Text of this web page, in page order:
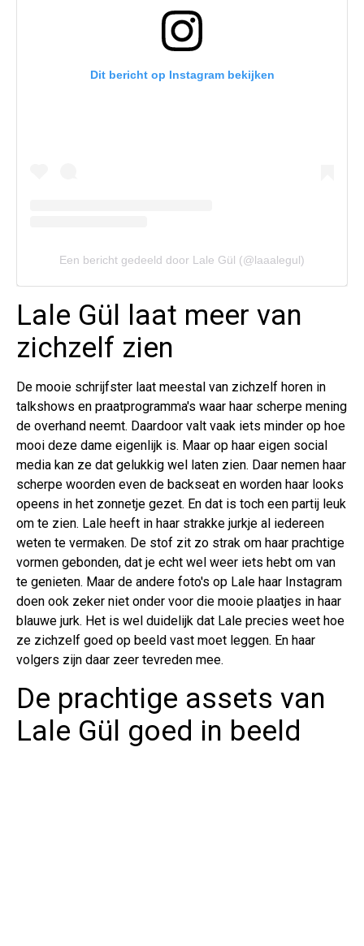
Dit bericht op Instagram bekijken
Een bericht gedeeld door Lale Gül (@laaalegul)
Lale Gül laat meer van
zichzelf zien
De mooie schrijfster laat meestal van zichzelf horen in
talkshows en praatprogramma's waar haar scherpe mening
de overhand neemt. Daardoor valt vaak iets minder op hoe
mooi deze dame eigenlijk is. Maar op haar eigen social
media kan ze dat gelukkig wel laten zien. Daar nemen haar
scherpe woorden even de backseat en worden haar looks
opeens in het zonnetje gezet. En dat is toch een partij leuk
om te zien. Lale heeft in haar strakke jurkje al iedereen
weten te vermaken. De stof zit zo strak om haar prachtige
vormen gebonden, dat je echt wel weer iets hebt om van
te genieten. Maar de andere foto's op Lale haar Instagram
doen ook zeker niet onder voor die mooie plaatjes in haar
blauwe jurk. Het is wel duidelijk dat Lale precies weet hoe
ze zichzelf goed op beeld vast moet leggen. En haar
volgers zijn daar zeer tevreden mee.
De prachtige assets van
Lale Gül goed in beeld